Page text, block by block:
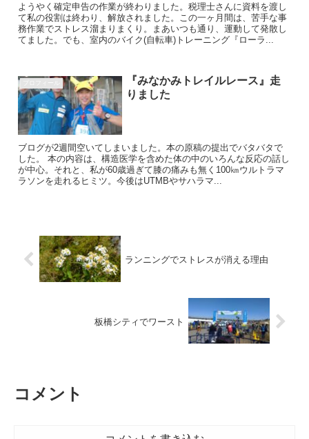
ようやく確定申告の作業が終わりました。税理士さんに資料を渡し
て私の役割は終わり、解放されました。この一ヶ月間は、苦手な事
務作業でストレス溜まりまくり。まあいつも通り、運動して発散し
てました。でも、室内のバイク(自転車)トレーニング『ローラ...
プロフィール
『みなかみトレイルレース』走
りました
ブログが2週間空いてしまいました。本の原稿の提出でバタバタで
した。 本の内容は、構造医学を含めた体の中のいろんな反応の話し
が中心。それと、私が60歳過ぎて膝の痛みも無く100㎞ウルトラマ
ラソンを走れるヒミツ。今後はUTMBやサハラマ...
ランニングでストレスが消える理由
板橋シティでワースト
コメント